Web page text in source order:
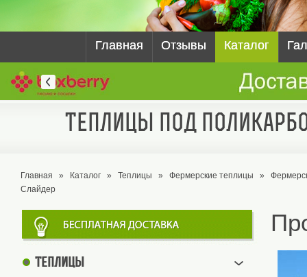
Главная Отзывы Каталог
Теплицы под
Главная » Каталог » Теплицы » Фермерские теплицы »
Слайдер
Теплицы